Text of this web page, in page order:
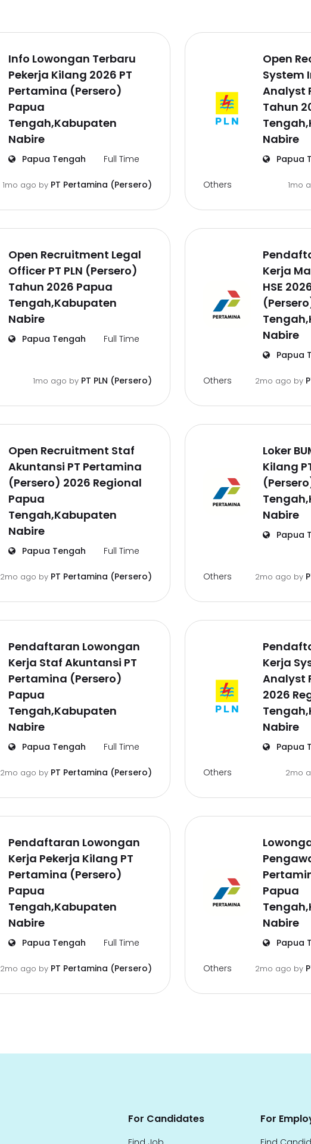
Info Lowongan Terbaru
Pekerja Kilang 2026 PT
Pertamina (Persero)
Papua
Tengah,Kabupaten
Nabire
Papua Tengah Full Time
1mo ago by PT Pertamina (Persero)
Open
System
Analyst
Tahun
Nabire
Papua
Others 1mo
Open Recruitment Legal
Officer PT PLN (Persero)
Tahun 2026 Papua
Tengah,Kabupaten
Nabire
Papua Tengah Full Time
1mo ago by PT PLN (Persero)
Kerja
HSE
Nabire
Papua
Others 2mo ago by
Open Recruitment Staf
Akuntansi PT Pertamina
(Persero) 2026 Regional
Papua
Tengah,Kabupaten
Nabire
Papua Tengah Full Time
2mo ago by PT Pertamina (Persero)
Loker
Kilang
Nabire
Papua
Others 2mo ago by
Pendaftaran Lowongan
Kerja Staf Akuntansi PT
Pertamina (Persero)
Papua
Tengah,Kabupaten
Nabire
Papua Tengah Full Time
2mo ago by PT Pertamina (Persero)
Kerja
Analyst
2026
Nabire
Papua
Others 2mo
Pendaftaran Lowongan
Kerja Pekerja Kilang PT
Pertamina (Persero)
Papua
Tengah,Kabupaten
Nabire
Papua Tengah Full Time
2mo ago by PT Pertamina (Persero)
Papua
Nabire
Papua
Others 2mo ago by
For Candidates For